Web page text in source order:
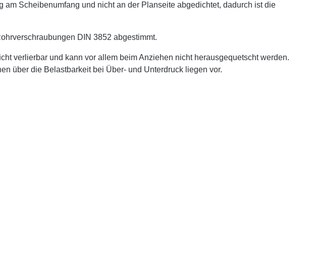
Scheibenumfang und nicht an der Planseite abgedichtet, dadurch ist die
DIN 3852 abgestimmt.
verlierbar und kann vor allem beim Anziehen nicht herausgequetscht werden.
über die Belastbarkeit bei Über- und Unterdruck liegen vor.